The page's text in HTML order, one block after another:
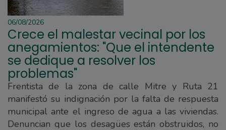
06/08/2026
Crece el malestar vecinal por los
anegamientos: "Que el intendente
se dedique a resolver los
problemas"
Frentista de la zona de calle Mitre y Ruta 21
manifestó su indignación por la falta de respuesta
municipal ante el ingreso de agua a las viviendas.
Denuncian que los desagües están obstruidos, no